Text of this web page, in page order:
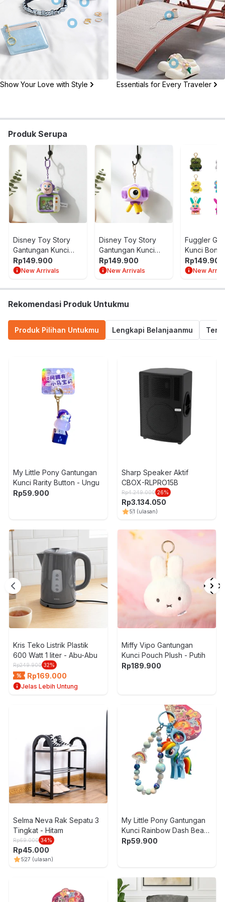
Show Your Love with Style Essentials for Every Traveler
Produk Serupa
Disney Toy Story
Gantungan Kunci
Boneka Plush
Dekorasi Buzz -
Rp149.900
New Arrivals
Disney Toy Story
Gantungan Kunci
Boneka Plush
Snappy -
Rp149.900
New Arrivals
Fuggler
Kunci
Mini
Rp149.900
New
Rekomendasi Produk Untukmu
Produk Pilihan Untukmu Lengkapi Belanjaanmu
My Little Pony Gantungan
Kunci Rarity Button - Ungu
Rp59.900
Sharp Speaker Aktif
CBOX-RLPRO15B
Rp4.249.000 26%
Rp3.134.050
51 (ulasan)
Kris Teko Listrik Plastik
600 Watt 1 liter - Abu-Abu
Rp249.900 32%
Rp169.000
Jelas Lebih Untung
Miffy Vipo Gantungan
Kunci Pouch Plush - Putih
Rp189.900
Selma Neva Rak Sepatu 3
Tingkat - Hitam
Rp69.000 34%
Rp45.000
527 (ulasan)
My Little Pony Gantungan
Kunci Rainbow Dash Bead
- Biru
Rp59.900